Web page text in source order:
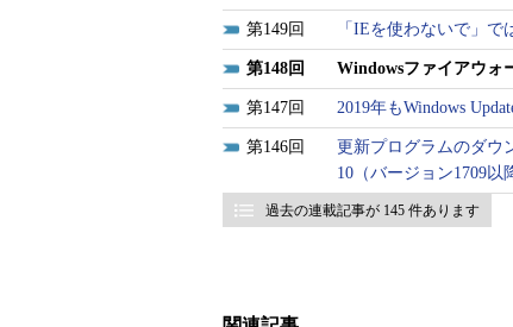
149 「IEを使わないで」で
148 Windowsファイアウォ
147 2019年もWindows
146
更新プログラムのダ
10（バージョン1709
過去の連載記事が 145 件あります